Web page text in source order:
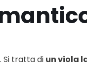
Si tratta di un viola